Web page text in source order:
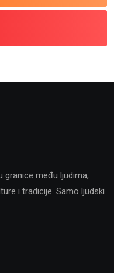
granice među ljudima,
i tradicije. Samo ljudski